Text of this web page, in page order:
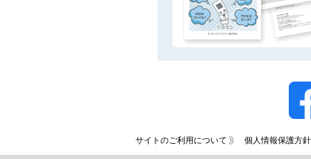
サイトのご利用について 個人情報保護方針